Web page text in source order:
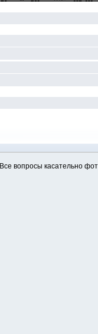
Все вопросы касательно